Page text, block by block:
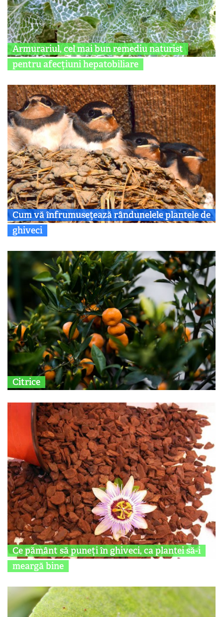
Armurariul, cel mai bun remediu naturist
pentru afecțiuni hepatobiliare
Cum vă înfrumuseţează rândunelele plantele de
ghiveci
Citrice
Ce pământ să puneți în ghiveci, ca plantei să-i
meargă bine